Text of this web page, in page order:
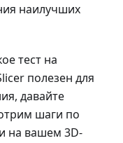
наилучших
тест на
полезен для
давайте
шаги по
на вашем 3D-